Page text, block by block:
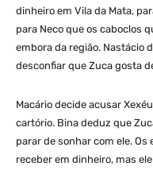
dinheiro em Vila da Mata,
para Neco que os caboclos
embora da região. Nastácio
desconfiar que Zuca gosta
Macário decide acusar
cartório. Bina deduz que
parar de sonhar com ele.
receber em dinheiro, mas